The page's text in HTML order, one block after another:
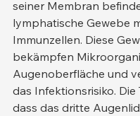
seiner Membran
lymphatische Gewebe
Immunzellen. Diese
bekämpfen
Augenoberfläche und
das Infektionsrisiko. Die
dass das dritte